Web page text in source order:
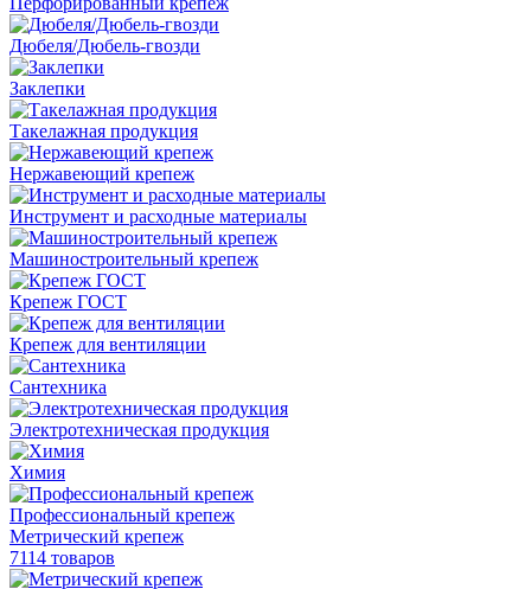
Дюбеля/Дюбель-гвозди
Заклепки
Такелажная продукция
Нержавеющий крепеж
Инструмент и расходные материалы
Машиностроительный крепеж
Крепеж ГОСТ
Крепеж для вентиляции
Сантехника
Электротехническая продукция
Химия
Профессиональный крепеж
Метрический крепеж
7114 товаров